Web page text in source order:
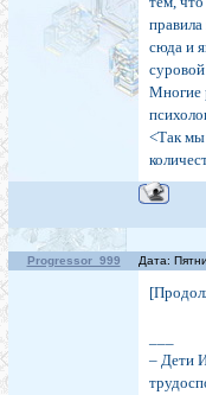
сюда и
Многие
<Так
Progressor_999 Дата:
– Дети